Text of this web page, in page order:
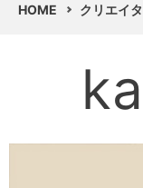
HOME クリエイ